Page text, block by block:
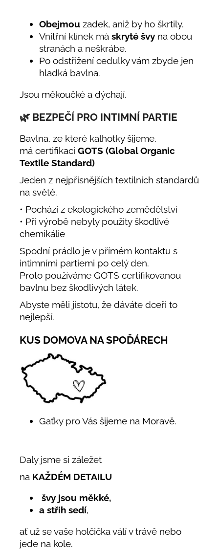
Obejmou zadek, aniž by ho škrtily.
Vnitřní klínek má skryté švy na obou
stranách a neškrábe.
Po odstřižení cedulky vám zbyde jen
hladká bavlna.
Jsou měkoučké a dýchají.
🌿 BEZPEČÍ PRO INTIMNÍ PARTIE
Bavlna, ze které kalhotky šijeme,
má certifikaci GOTS (Global Organic
Textile Standard)
Jeden z nejpřísnějších textilních standardů
na světě.
• Pochází z ekologického zemědělství
• Při výrobě nebyly použity škodlivé
chemikálie
Spodní prádlo je v přímém kontaktu s
intimními partiemi po celý den.
Proto používáme GOTS certifikovanou
bavlnu bez škodlivých látek.
Abyste měli jistotu, že dáváte dceři to
nejlepší.
KUS DOMOVA NA SPOĎÁRECH
Gaťky pro Vás šijeme na Moravě.
Daly jsme si záležet
na KAŽDÉM DETAILU
švy jsou měkké,
a střih sedí,
ať už se vaše holčička válí v trávě nebo
jede na kole.